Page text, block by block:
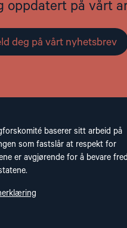
oppdatert på vårt
deg på vårt nyhetsbrev
baserer sitt arbeid på
som fastslår at respekt for
er avgjørende for å bevare